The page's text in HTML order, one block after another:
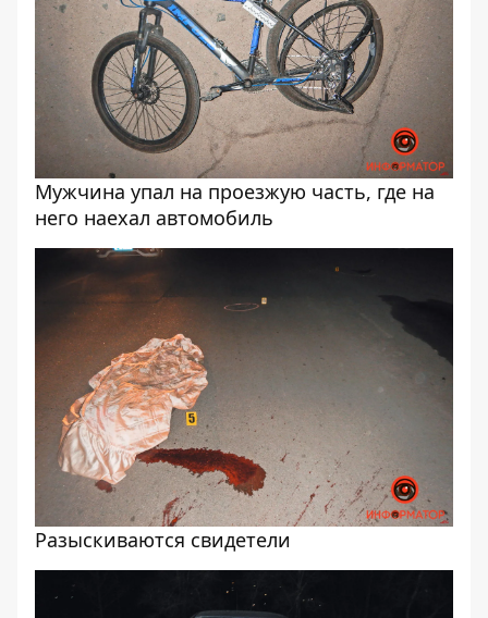
Мужчина упал на проезжую часть, где на
него наехал автомобиль
Разыскиваются свидетели